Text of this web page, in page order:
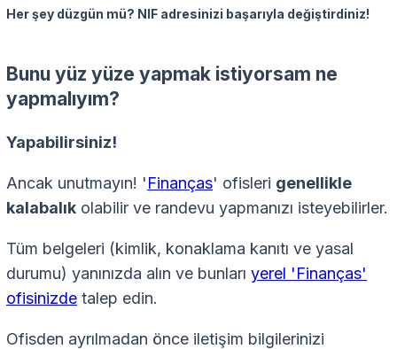
Her şey düzgün mü? NIF adresinizi başarıyla değiştirdiniz!
Bunu yüz yüze yapmak istiyorsam ne
yapmalıyım?
Yapabilirsiniz!
Ancak unutmayın! 'Finanças' ofisleri genellikle
kalabalık olabilir ve randevu yapmanızı isteyebilirler.
Tüm belgeleri (kimlik, konaklama kanıtı ve yasal
durumu) yanınızda alın ve bunları yerel 'Finanças'
ofisinizde talep edin.
Ofisden ayrılmadan önce iletişim bilgilerinizi